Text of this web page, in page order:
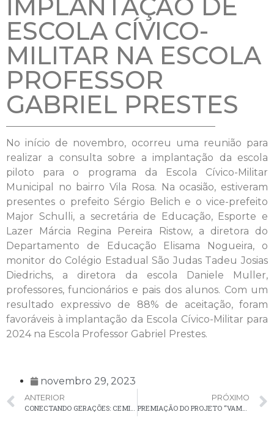
IMPLANTAÇÃO DE
ESCOLA CÍVICO-
MILITAR NA ESCOLA
PROFESSOR
GABRIEL PRESTES
No início de novembro, ocorreu uma reunião para
realizar a consulta sobre a implantação da escola
piloto para o programa da Escola Cívico-Militar
Municipal no bairro Vila Rosa. Na ocasião, estiveram
presentes o prefeito Sérgio Belich e o vice-prefeito
Major Schulli, a secretária de Educação, Esporte e
Lazer Márcia Regina Pereira Ristow, a diretora do
Departamento de Educação Elisama Nogueira, o
monitor do Colégio Estadual São Judas Tadeu Josias
Diedrichs, a diretora da escola Daniele Muller,
professores, funcionários e pais dos alunos. Com um
resultado expressivo de 88% de aceitação, foram
favoráveis à implantação da Escola Cívico-Militar para
2024 na Escola Professor Gabriel Prestes.
novembro 29, 2023
ANTERIOR
PRÓXIMO
PREMIAÇÃO DO PROJETO “VAMOS LER”, GERAÇÃO DIGITAL DO GRUPO A REDE